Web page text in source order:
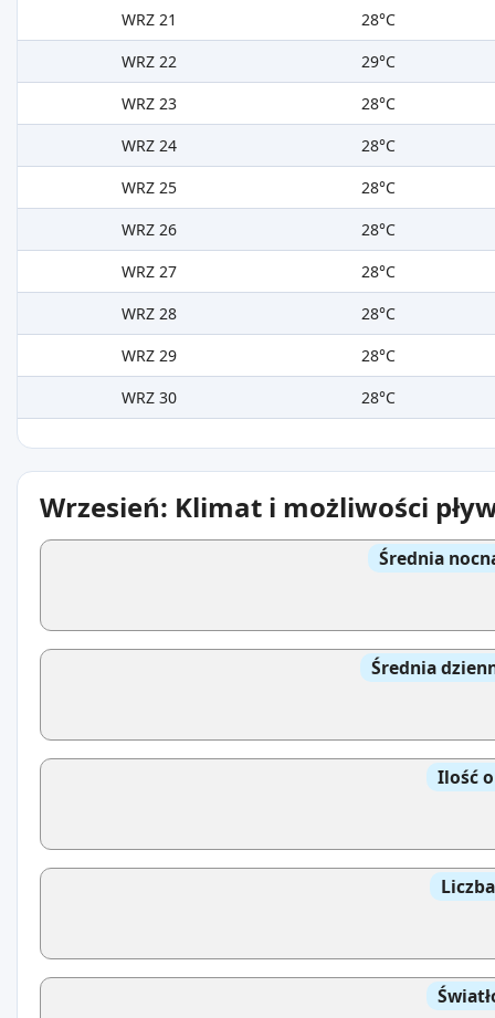
WRZ 21
28°C
WRZ 22
29°C
WRZ 23
28°C
WRZ 24
28°C
WRZ 25
28°C
WRZ 26
28°C
WRZ 27
28°C
WRZ 28
28°C
WRZ 29
28°C
WRZ 30
28°C
Wrzesień: Klimat i możliwości
Średnia
Średnia
Ilość